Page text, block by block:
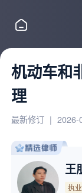
机动车和
理
最新修订 | 2026-
王
执